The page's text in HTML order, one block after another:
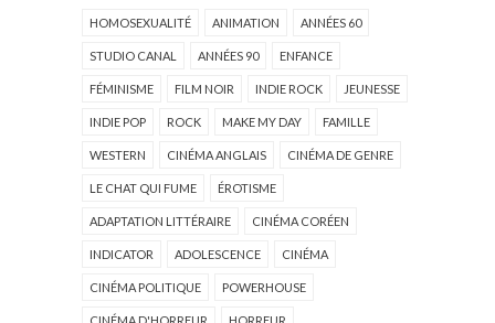
HOMOSEXUALITÉ ANIMATION ANNÉES 60
STUDIO CANAL ANNÉES 90 ENFANCE
FÉMINISME FILM NOIR INDIE ROCK JEUNESSE
INDIE POP ROCK MAKE MY DAY FAMILLE
WESTERN CINÉMA ANGLAIS CINÉMA DE GENRE
LE CHAT QUI FUME ÉROTISME
ADAPTATION LITTÉRAIRE CINÉMA CORÉEN
INDICATOR ADOLESCENCE CINÉMA
CINÉMA POLITIQUE POWERHOUSE